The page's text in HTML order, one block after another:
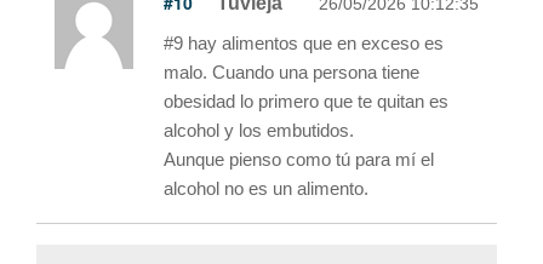
#9 hay alimentos que en exceso es
malo. Cuando una persona tiene
obesidad lo primero que te quitan es
alcohol y los embutidos.
Aunque pienso como tú para mí el
alcohol no es un alimento.